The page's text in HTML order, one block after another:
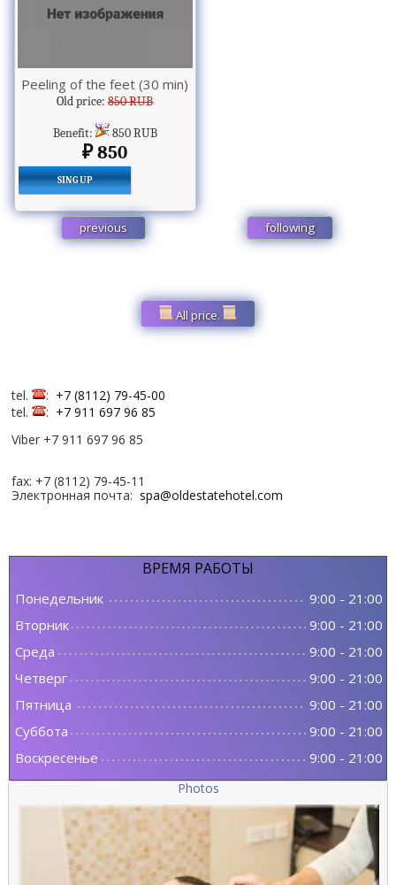
Peeling of the feet (30 min)
Old price:850 RUB
Benefit: 850 RUB
850
SING UP
previous following
All price.
tel. : +7 (8112) 79-45-00
tel.
: +7 911 697 96 85
Viber +7 911 697 96 85
fax: +7 (8112) 79-45-11
Электронная почта:spa@oldestatehotel.com
ВРЕМЯ РАБОТЫ
Понедельник 9:00 - 21:00
Вторник
9:00 - 21:00
Среда
9:00 - 21:00
Четверг
9:00 - 21:00
Пятница
9:00 - 21:00
Суббота
9:00 - 21:00
Воскресенье
9:00 - 21:00
Photos